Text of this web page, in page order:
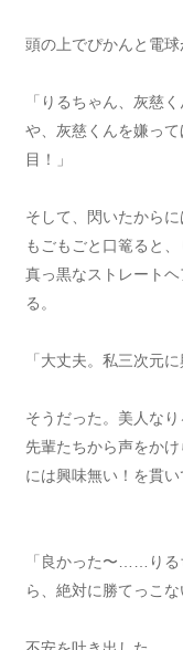
頭の上でぴかんと電球
「りるちゃん、灰慈
や、灰慈くんを嫌っ
目！」
そして、閃いたからに
もごもごと口篭ると
真っ黒なストレート
る。
「大丈夫。私三次元に
そうだった。美人な
先輩たちから声をか
には興味無い！を貫い
「良かった〜……りる
ら、絶対に勝てっこな